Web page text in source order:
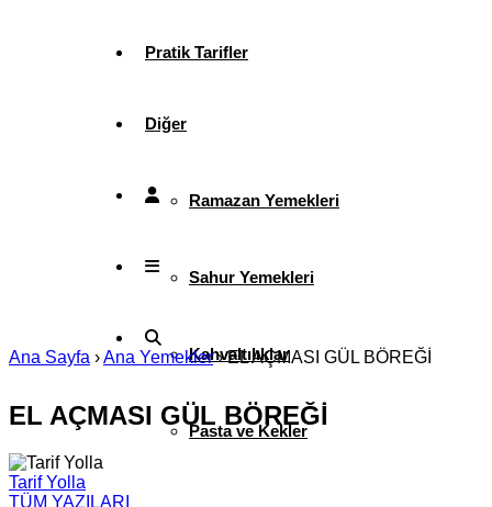
Pratik Tarifler
Diğer
Ramazan Yemekleri
Sahur Yemekleri
Kahvaltılıklar
Pasta ve Kekler
Ana Sayfa ›Ana Yemekler›EL AÇMASI GÜL BÖREĞİ
EL AÇMASI GÜL BÖREĞİ
Tarif Yolla
TÜM YAZILARI